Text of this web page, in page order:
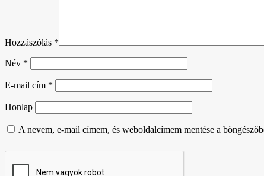
Hozzászólás *
Név *
E-mail cím *
Honlap
A nevem, e-mail címem, és weboldalcímem mentése a